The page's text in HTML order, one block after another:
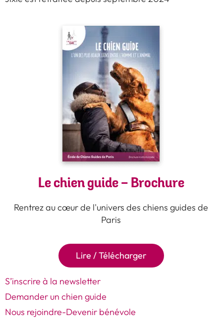
Le chien guide - Brochure
Rentrez au cœur de l'univers des chiens guides de
Paris
Lire / Télécharger
S’inscrire à la newsletter
Demander un chien guide
Nous rejoindre-Devenir bénévole